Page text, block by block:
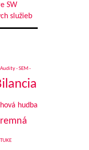
SW
služieb
Audity - SEM -
hudba